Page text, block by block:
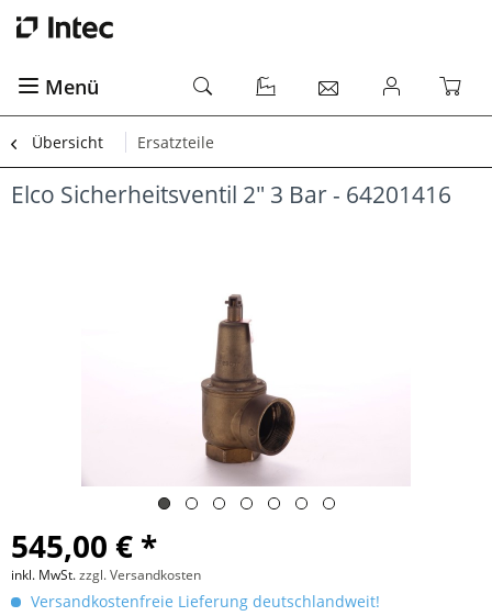
Menü
Übersicht Ersatzteile
Elco Sicherheitsventil 2" 3 Bar - 64201416
545,00 € *
inkl. MwSt.zzgl. Versandkosten
Versandkostenfreie Lieferung deutschlandweit!